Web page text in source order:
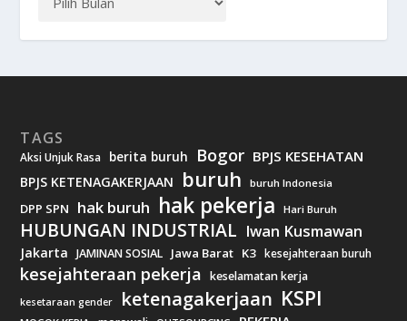
TAGS
Aksi Unjuk Rasa berita buruh Bogor BPJS KESEHATAN
BPJS KETENAGAKERJAAN buruh buruh Indonesia
DPP SPN hak buruh hak pekerja Hari Buruh
HUBUNGAN INDUSTRIAL Iwan Kusmawan
Jakarta JAMINAN SOSIAL Jawa Barat K3 kesejahteraan buruh
kesejahteraan pekerja keselamatan kerja
kesetaraan gender ketenagakerjaan KSPI